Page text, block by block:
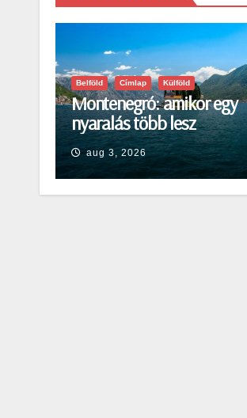
Belföld Címlap Külföld
Montenegró: amikor egy
nyaralás több lesz
egyszerű pihenésnél
aug 3, 2026